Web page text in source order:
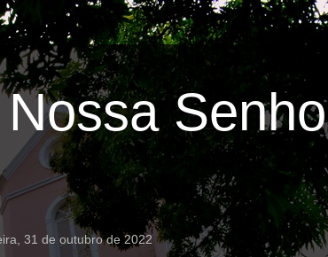
31 de outubro de 2022